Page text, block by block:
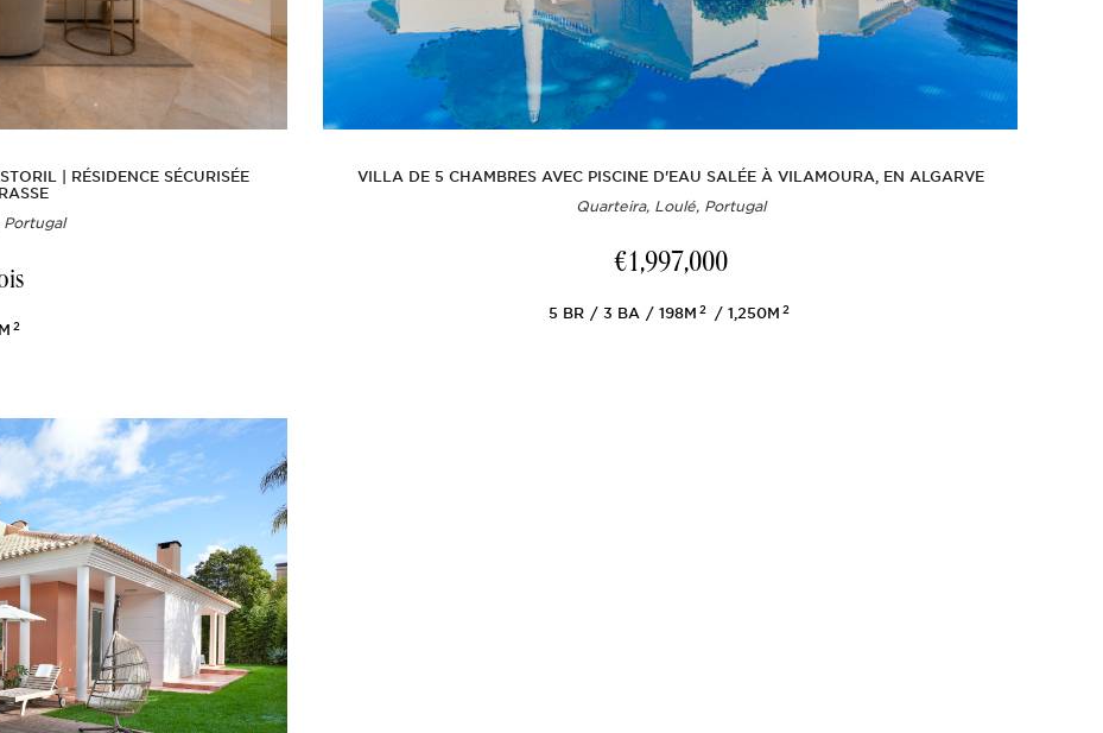
| RÉSIDENCE SÉCURISÉE
Portugal
2
VILLA DE 5 CHAMBRES AVEC PISCINE D'EAU SALÉE À VILAMOURA, EN ALGARVE
Quarteira, Loulé, Portugal
€1,997,000
5 BR 3 BA 198M2 1,250M2